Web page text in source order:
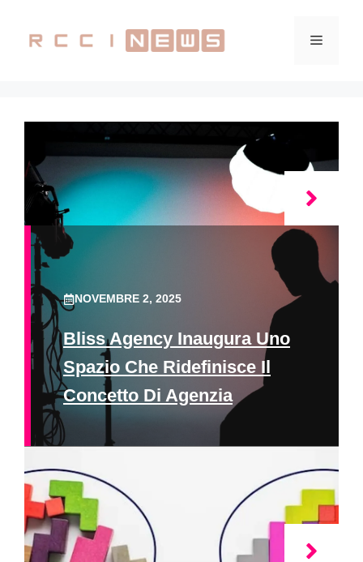
contenuto
Menu
NOVEMBRE 2, 2025
Bliss Agency Inaugura Uno
Spazio Che Ridefinisce Il
Concetto Di Agenzia